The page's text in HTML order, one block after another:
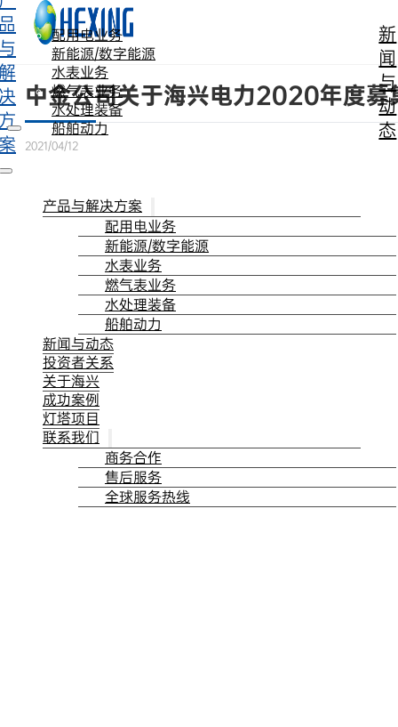
跳转到主要内容 跳转到页脚
配用电业务
新能源/数字能源
水表业务
燃气表业务
水处理装备
船舶动力
新
闻
与
动
态
产品与解决方案
配用电业务
新能源/数字能源
水表业务
燃气表业务
水处理装备
船舶动力
新闻与动态
投资者关系
关于海兴
成功案例
灯塔项目
联系我们
商务合作
售后服务
全球服务热线
中金公司关于海兴电力2020年度募
2021/04/12